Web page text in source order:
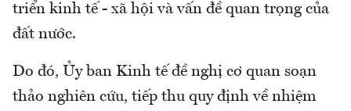
triển kinh tế - xã hội và vấn đề quan trọng của
đất nước.
Do đó, Ủy ban Kinh tế đề nghị cơ quan soạn
thảo nghiên cứu, tiếp thu quy định về nhiệm